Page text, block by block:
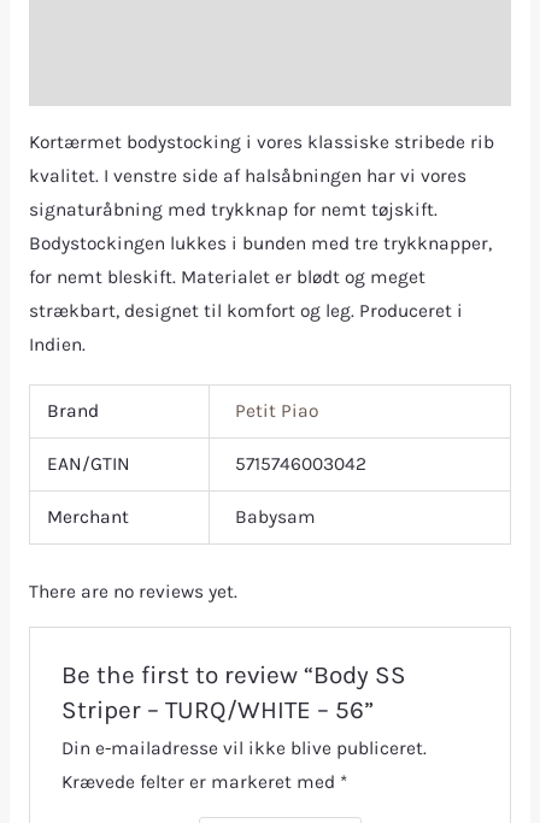
Kortærmet bodystocking i vores klassiske stribede rib
kvalitet. I venstre side af halsåbningen har vi vores
signaturåbning med trykknap for nemt tøjskift.
Bodystockingen lukkes i bunden med tre trykknapper,
for nemt bleskift. Materialet er blødt og meget
strækbart, designet til komfort og leg. Produceret i
Indien.
Brand Petit Piao
EAN/GTIN 5715746003042
Merchant Babysam
There are no reviews yet.
Be the first to review “Body SS
Striper – TURQ/WHITE – 56”
Din e-mailadresse vil ikke blive publiceret.
Krævede felter er markeret med *